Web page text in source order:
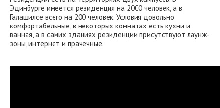
Эдинбурге имеется резиденция на 2000 человек, а в
Галашилсе всего на 200 человек. Условия довольно
комфортабельные, в некоторых комнатах есть кухни и
ванная, а в самих зданиях резиденции присутствуют лаунж-
зоны, интернет и прачечные.